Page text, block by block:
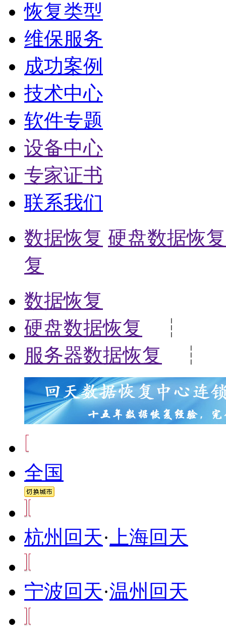
恢复类型
维保服务
成功案例
技术中心
软件专题
设备中心
专家证书
联系我们
数据恢复 硬盘数据恢复
复
数据恢复
硬盘数据恢复
┆
服务器数据恢复
┆
全国
杭州回天· 上海回天
宁波回天·温州回天